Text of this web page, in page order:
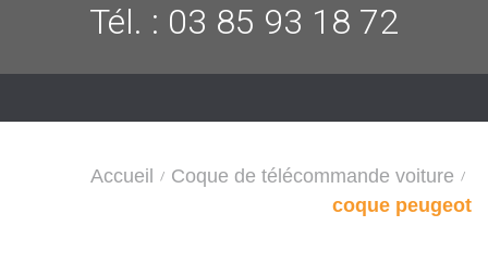
Tél. : 03 85 93 18 72
Accueil / Coque de télécommande voiture /
coque peugeot